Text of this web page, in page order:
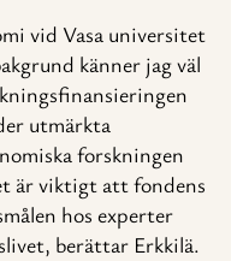
vid Vasa universitet
känner jag väl
utmärkta
forskningen
är viktigt att fondens
hos experter
berättar Erkkilä.